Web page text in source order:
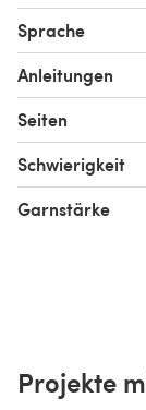
Sprache
Anleitungen
Seiten
Schwierigkeit
Garnstärke
Projekte